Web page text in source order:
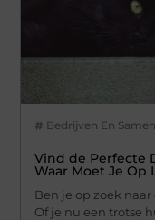
Bedrijven En
Vind de Perfecte
Waar Moet Je Op
Ben je op zoek
Of je nu een trotse